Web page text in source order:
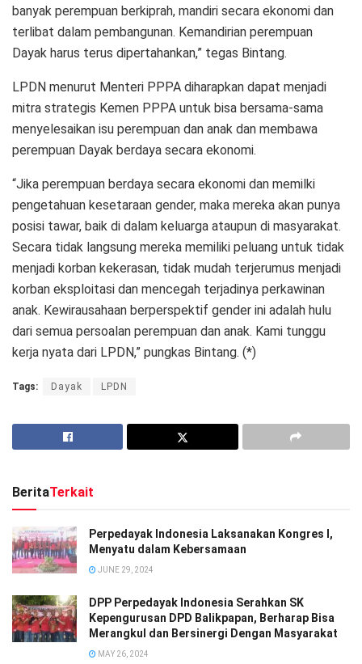
banyak perempuan berkiprah, mandiri secara ekonomi dan
terlibat dalam pembangunan. Kemandirian perempuan
Dayak harus terus dipertahankan,” tegas Bintang.
LPDN menurut Menteri PPPA diharapkan dapat menjadi
mitra strategis Kemen PPPA untuk bisa bersama-sama
menyelesaikan isu perempuan dan anak dan membawa
perempuan Dayak berdaya secara ekonomi.
“Jika perempuan berdaya secara ekonomi dan memilki
pengetahuan kesetaraan gender, maka mereka akan punya
posisi tawar, baik di dalam keluarga ataupun di masyarakat.
Secara tidak langsung mereka memiliki peluang untuk tidak
menjadi korban kekerasan, tidak mudah terjerumus menjadi
korban eksploitasi dan mencegah terjadinya perkawinan
anak. Kewirausahaan berperspektif gender ini adalah hulu
dari semua persoalan perempuan dan anak. Kami tunggu
kerja nyata dari LPDN,” pungkas Bintang. (*)
Tags: Dayak LPDN
BeritaTerkait
Perpedayak Indonesia Laksanakan Kongres I,
Menyatu dalam Kebersamaan
JUNE 29, 2024
DPP Perpedayak Indonesia Serahkan SK
Kepengurusan DPD Balikpapan, Berharap Bisa
Merangkul dan Bersinergi Dengan Masyarakat
MAY 26, 2024